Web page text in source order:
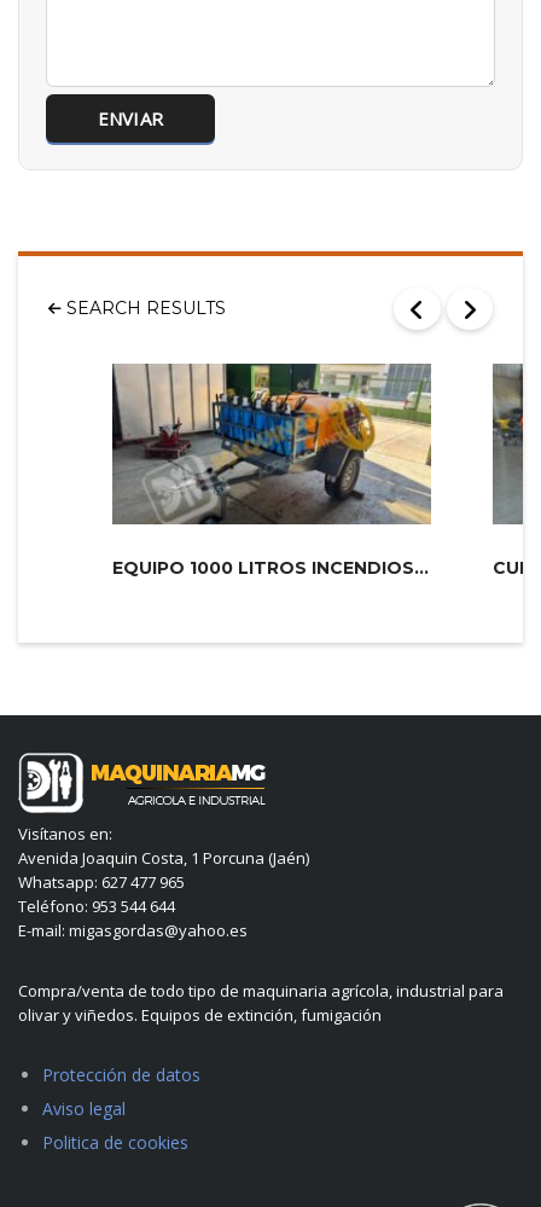
SEARCH RESULTS
EQUIPO 1000 LITROS INCENDIOS PLUS 2...
Visítanos en:
Avenida Joaquin Costa, 1 Porcuna (Jaén)
Whatsapp: 627 477 965
Teléfono: 953 544 644
E-mail: migasgordas@yahoo.es
Compra/venta de todo tipo de maquinaria agrícola, industrial para
olivar y viñedos. Equipos de extinción, fumigación
Protección de datos
Aviso legal
Politica de cookies